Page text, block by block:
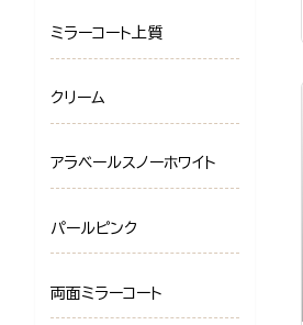
ミラーコート上質
クリーム
アラベールスノーホワイト
パールピンク
両面ミラーコート